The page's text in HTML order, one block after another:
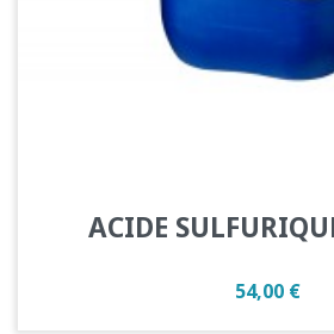
ACIDE
Prix
54,00 €